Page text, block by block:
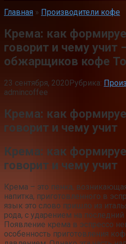
Главная » Производители кофе
Крема: как
говорит и чему учит
обжарщиков кофе
23 сентября, 2020Рубрика:
admincoffee
Крема: как
говорит и чему учит
Крема: как
говорит и чему учит
Крема – это пенка,
напитка, приготовленного в
язык это слово пришло из
рода, с ударением на последний
Появление крема в эспрессо
особенность приготовления